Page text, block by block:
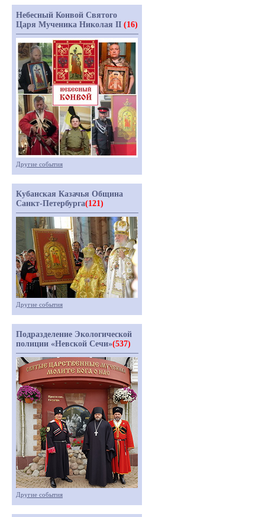
Небесный Конвой Святого
Царя Мученика Николая II (16)
Другие события
Кубанская Казачья Община
Санкт-Петербурга(121)
Другие события
Подразделение Экологической
полиции «Невской Сечи»(537)
Другие события